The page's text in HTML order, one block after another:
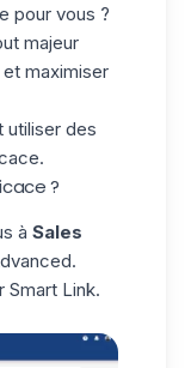
pour vous ?
majeur
maximiser
utiliser des
?
à Sales
Smart Link.